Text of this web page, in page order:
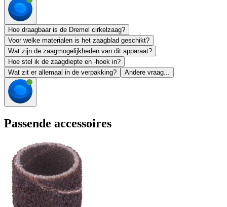
Hoe draagbaar is de Dremel cirkelzaag?
Voor welke materialen is het zaagblad geschikt?
Wat zijn de zaagmogelijkheden van dit apparaat?
Hoe stel ik de zaagdiepte en -hoek in?
Wat zit er allemaal in de verpakking?
Andere vraag...
Passende accessoires